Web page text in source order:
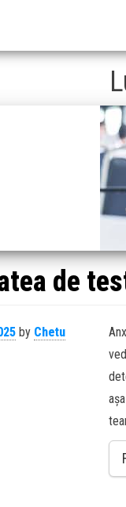
de
by Chetu